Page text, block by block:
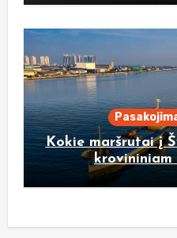
Kokie maršrutai į